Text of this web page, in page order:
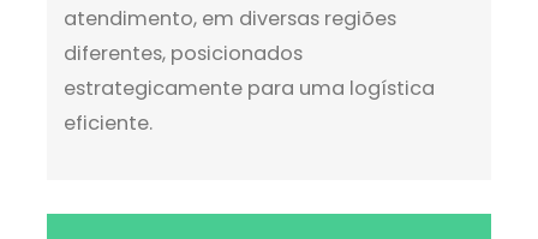
atendimento, em diversas regiões
diferentes, posicionados
estrategicamente para uma logística
eficiente.